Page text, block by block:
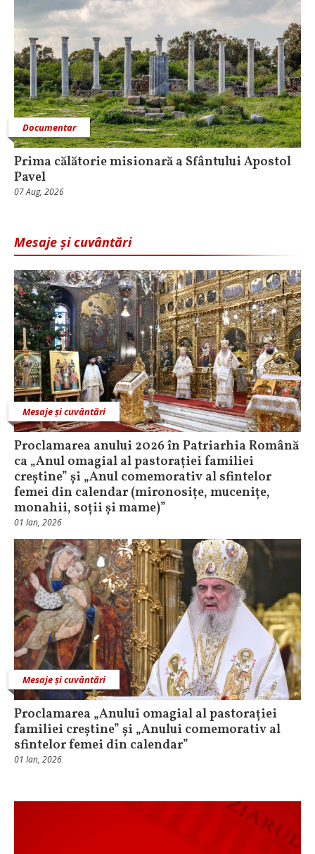
Documentar
Prima călătorie misionară a Sfântului Apostol
Pavel
07 Aug, 2026
Mesaje și cuvântări
Mesaje și cuvântări
Proclamarea anului 2026 în Patriarhia Română
ca „Anul omagial al pastorației familiei
creștine” și „Anul comemorativ al sfintelor
femei din calendar (mironosițe, mucenițe,
monahii, soții și mame)”
01 Ian, 2026
Mesaje și cuvântări
Proclamarea „Anului omagial al pastorației
familiei creștine” și „Anului comemorativ al
sfintelor femei din calendar”
01 Ian, 2026